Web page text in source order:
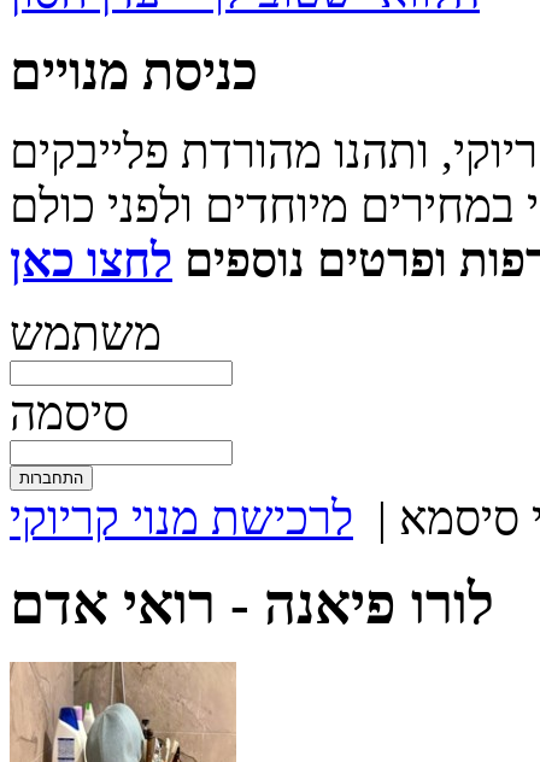
כניסת מנויים
ותהנו מהורדת פלייבקים
ופרטים נוספים
משתמש
סיסמה
סיסמא | לרכישת מנוי קריוקי
לורו פיאנה - רואי אדם